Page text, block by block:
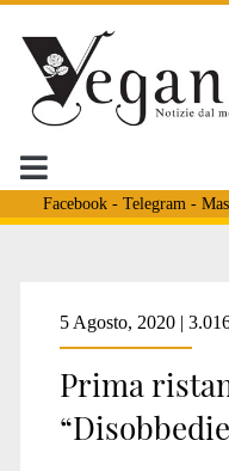
Facebook- Telegram -
Tag:
5 Agosto, 2020 |
Prima